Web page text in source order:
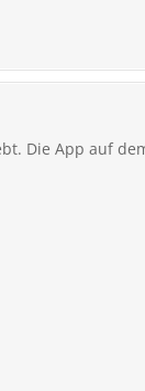
Die App auf